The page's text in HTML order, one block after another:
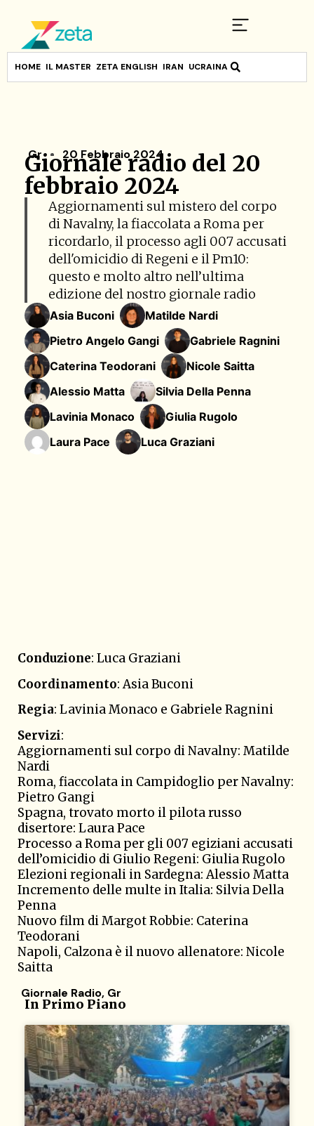
HOME IL MASTER ZETA ENGLISH IRAN UCRAINA
Gr 20 Febbraio 2024
Giornale radio del 20
febbraio 2024
Aggiornamenti sul mistero del corpo
di Navalny, la fiaccolata a Roma per
ricordarlo, il processo agli 007 accusati
dell'omicidio di Regeni e il Pm10:
questo e molto altro nell’ultima
edizione del nostro giornale radio
Asia Buconi
Matilde Nardi
Pietro Angelo Gangi
Gabriele Ragnini
Caterina Teodorani
Nicole Saitta
Alessio Matta
Silvia Della Penna
Lavinia Monaco
Giulia Rugolo
Laura Pace
Luca Graziani
Conduzione: Luca Graziani
Coordinamento: Asia Buconi
Regia: Lavinia Monaco e Gabriele Ragnini
Servizi:
Aggiornamenti sul corpo di Navalny: Matilde
Nardi
Roma, fiaccolata in Campidoglio per Navalny:
Pietro Gangi
Spagna, trovato morto il pilota russo
disertore: Laura Pace
Processo a Roma per gli 007 egiziani accusati
dell’omicidio di Giulio Regeni: Giulia Rugolo
Elezioni regionali in Sardegna: Alessio Matta
Incremento delle multe in Italia: Silvia Della
Penna
Nuovo film di Margot Robbie: Caterina
Teodorani
Napoli, Calzona è il nuovo allenatore: Nicole
Saitta
Giornale Radio, Gr
In Primo Piano